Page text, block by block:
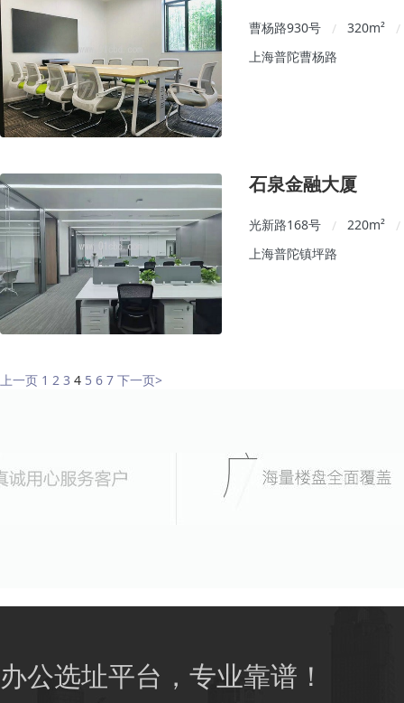
曹杨路930号 / 320m²
/
上海普陀曹杨路
石泉金融大厦
光新路168号 / 220m²
/
上海普陀镇坪路
上一页 1 2 3 4 5 6 7 下一页>
办公选址平台，专业靠谱！